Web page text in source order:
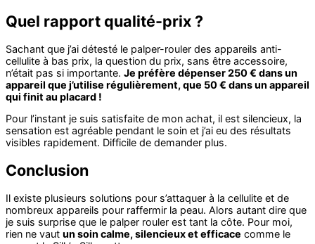
Quel rapport qualité-prix ?
Sachant que j’ai détesté le palper-rouler des appareils anti-
cellulite à bas prix, la question du prix, sans être accessoire,
n’était pas si importante. Je préfère dépenser 250 € dans un
appareil que j’utilise régulièrement, que 50 € dans un appareil
qui finit au placard !
Pour l’instant je suis satisfaite de mon achat, il est silencieux, la
sensation est agréable pendant le soin et j’ai eu des résultats
visibles rapidement. Difficile de demander plus.
Conclusion
Il existe plusieurs solutions pour s’attaquer à la cellulite et de
nombreux appareils pour raffermir la peau. Alors autant dire que
je suis surprise que le palper rouler est tant la côte. Pour moi,
rien ne vaut un soin calme, silencieux et efficace comme le